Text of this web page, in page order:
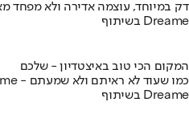
דק במיוחד, עוצמה אדירה ולא
בשיתוף Dreame
המקום הכי טוב באיצטדיון - שלכם
המונדיאל עם מסכי Dreame - כמו שעוד לא ראיתם ולא שמעתם
בשיתוף Dreame